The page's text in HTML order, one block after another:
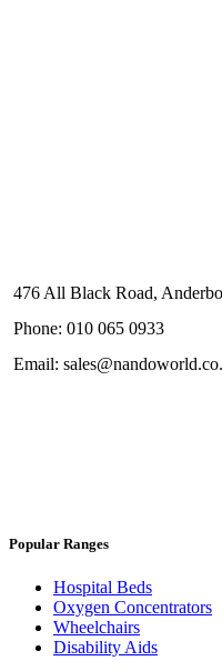
476 All Black Road,
Phone: 010 065 0933
Email:
Popular Ranges
Hospital Beds
Oxygen Concentrators
Wheelchairs
Disability Aids